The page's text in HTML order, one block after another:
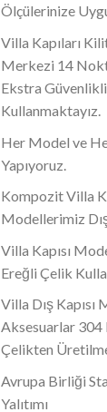
Ölçülerinize
Villa Kapıları
Merkezi 14
Ekstra
Kullanmaktayız.
Her Model ve
Yapıyoruz.
Kompozit Villa
Modellerimiz
Villa Kapısı
Ereğli Çelik
Villa Dış
Aksesuarlar 304
Çelikten
Avrupa Birliği
Yalıtımı